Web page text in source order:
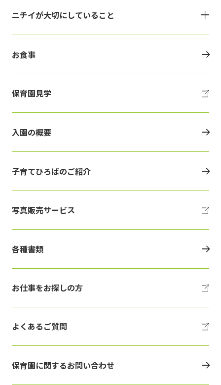
ニチイが大切にしていること
お食事
保育園見学
入園の概要
子育てひろばのご紹介
写真販売サービス
各種書類
お仕事をお探しの方
よくあるご質問
保育園に関するお問い合わせ